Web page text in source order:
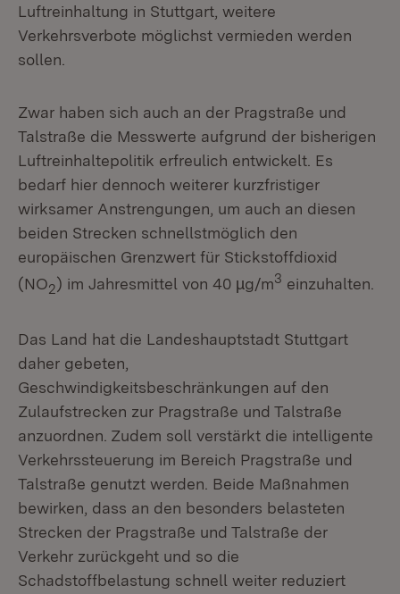
Luftreinhaltung in Stuttgart, weitere
Verkehrsverbote möglichst vermieden werden
sollen.
Zwar haben sich auch an der Pragstraße und
Talstraße die Messwerte aufgrund der bisherigen
Luftreinhaltepolitik erfreulich entwickelt. Es
bedarf hier dennoch weiterer kurzfristiger
wirksamer Anstrengungen, um auch an diesen
beiden Strecken schnellstmöglich den
europäischen Grenzwert für Stickstoffdioxid
(NO2) im Jahresmittel von 40 µg/m3 einzuhalten.
Das Land hat die Landeshauptstadt Stuttgart
daher gebeten,
Geschwindigkeitsbeschränkungen auf den
Zulaufstrecken zur Pragstraße und Talstraße
anzuordnen. Zudem soll verstärkt die intelligente
Verkehrssteuerung im Bereich Pragstraße und
Talstraße genutzt werden. Beide Maßnahmen
bewirken, dass an den besonders belasteten
Strecken der Pragstraße und Talstraße der
Verkehr zurückgeht und so die
Schadstoffbelastung schnell weiter reduziert